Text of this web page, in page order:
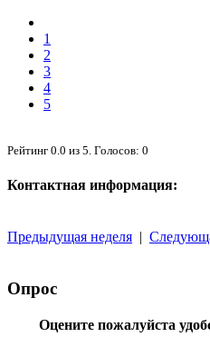
1
2
3
4
5
Рейтинг 0.0 из 5 . Голосов: 0
Контактная информация:
Предыдущая неделя |
Опрос
Оцените пожалуйста